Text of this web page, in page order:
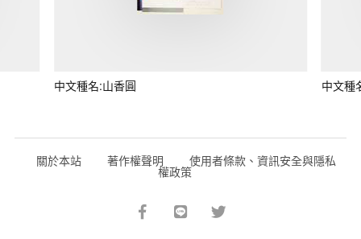
中文種名:山香圓 中文種
關於本站 著作權聲明 使用者條款、資訊安全與隱私
權政策